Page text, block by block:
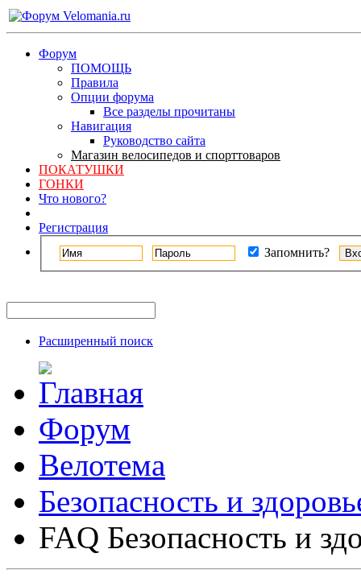
Форум
ПОМОЩЬ
Правила
Опции форума
Все разделы прочитаны
Навигация
Руководство сайта
Магазин велосипедов и спорттоваров
ПОКАТУШКИ
ГОНКИ
Что нового?
Регистрация
Запомнить?
Расширенный поиск
Форум
Велотема
Безопасность и
FAQ Безопасность и